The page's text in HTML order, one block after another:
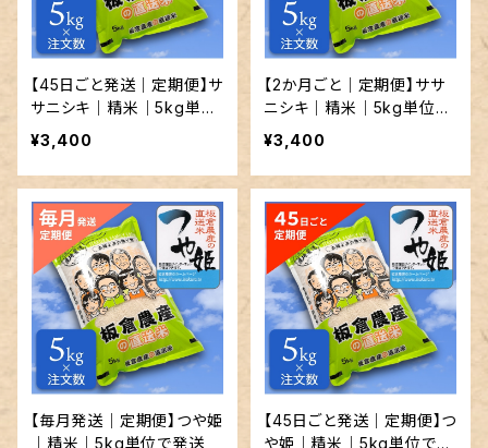
【45日ごと発送｜定期便】サ
サニシキ｜精米｜5kg単位
で発送
¥3,400
【2か月ごと｜定期便】ササ
ニシキ｜精米｜5kg単位で
発送
¥3,400
【毎月発送｜定期便】つや姫
｜精米｜5kg単位で発送
【45日ごと発送｜定期便】つ
や姫｜精米｜5kg単位で発